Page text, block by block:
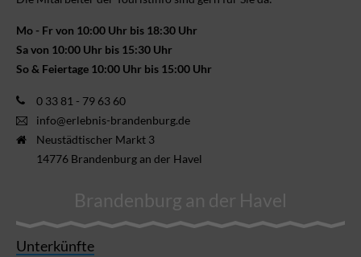
Mo - Fr von 10:00 Uhr bis 18:30 Uhr
Sa von 10:00 Uhr bis 15:30 Uhr
So & Feiertage 10:00 Uhr bis 15:00 Uhr
0 33 81 - 79 63 60
info@erlebnis-brandenburg.de
Neustädtischer Markt 3
14776 Brandenburg an der Havel
Brandenburg an der Havel
Unterkünfte